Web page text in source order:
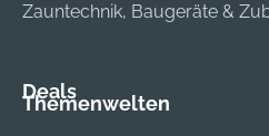
Zauntechnik, Baugeräte &
Deals
Themenwelten